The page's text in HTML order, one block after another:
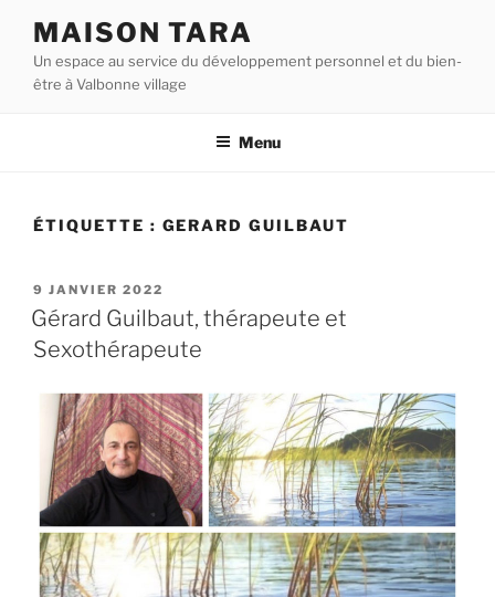
contenu
principal
MAISON TARA
Un espace au service du développement personnel et du bien-
être à Valbonne village
Menu
ÉTIQUETTE : GERARD GUILBAUT
PUBLIÉ
LE
9 JANVIER 2022
Gérard Guilbaut, thérapeute et
Sexothérapeute